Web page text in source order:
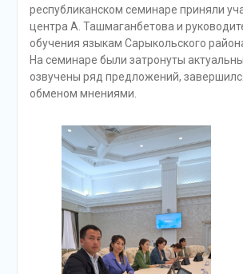
республиканском семинаре приняли
центра А. Ташмаганбетова и
обучения языкам Сарыкольского
На семинаре были затронуты
озвучены ряд предложений,
обменом мнениями.